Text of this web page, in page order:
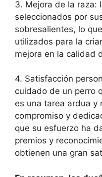
3. Mejora de la raza:
seleccionados por
sobresalientes, lo
utilizados para la
mejora en la calidad
4. Satisfacción
cuidado de un perro
es una tarea ardua y
compromiso y
que su esfuerzo ha
premios y
obtienen una gran